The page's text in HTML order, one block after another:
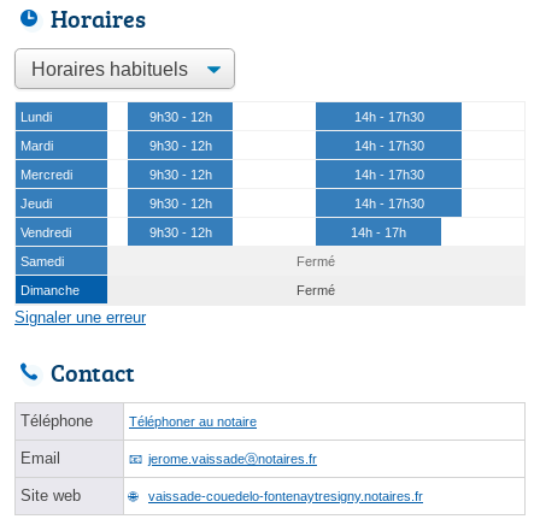
Horaires
Lundi 9h30 - 12h
14h - 17h30
Mardi
9h30 - 12h
14h - 17h30
Mercredi
9h30 - 12h
14h - 17h30
Jeudi
9h30 - 12h
14h - 17h30
Vendredi
9h30 - 12h
14h - 17h
Samedi
Fermé
Dimanche
Fermé
Signaler une erreur
Contact
Téléphone Téléphoner au notaire
Email jerome.vaissadeⓐnotaires.fr
Site web vaissade-couedelo-fontenaytresigny.notaires.fr